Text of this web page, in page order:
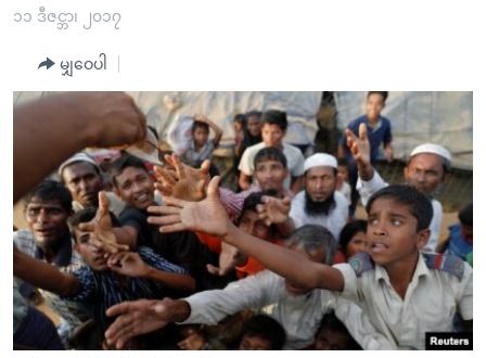
ပင်မ
ကျော်
ပင်မ
အ
ညွန်း
စာမျက်နှာ
သို့
ကျော်
အစ္စရေး-ပါလက်စတိုင်း
အင်္ဂလိပ်စာလေ့လာမယ်
အမေရိကန်သုံးအီဒီယံ
မကြေးမုံရဲ့ အင်္ဂလိပ်စာ
ရုပ်ရှင်ထဲက အင်္ဂလိပ်စာ
သုတပဒေသာ အင်္ဂလိပ်စာ
အပတ်စဉ်ကဏ္ဍများ
ရေဒီယို
တီဗွီ
ရေဒီယိုနှင့်ရုပ်သံ အချက်အလက်များ
ရေဒီယို/တီဗွီအစီအစဉ်
Learning English
ဗွီအိုအေ လူမှုကွန်ယက်များ
၁၁ ဒီဇင္ဘာ၊ ၂၀၁၇
မျှဝေပါ